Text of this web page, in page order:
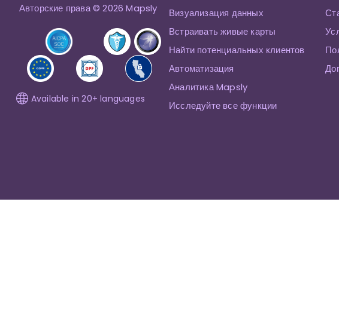
Авторские права © 2026 Mapsly
Available in 20+ languages
Визуализация данных
Встраивать живые карты
Найти потенциальных клиентов
Автоматизация
Аналитика Mapsly
Исследуйте все функции